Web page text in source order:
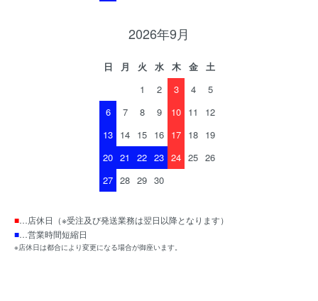
2026年9月
日 月 火 水 木 金
土
1
2 3 4
5
6
7 8 9 10 11
12
13 14 15 16 17 18 19
20 21 22 23 24 25 26
27 28 29 30
■…店休日（※受注及び発送業務は翌日以降となります）
■…営業時間短縮日
※店休日は都合により変更になる場合が御座います。